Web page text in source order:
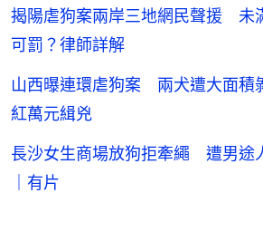
揭陽虐狗案兩岸三地網民聲援 未
可罰？律師詳解
山西曝連環虐狗案 兩犬遭大面
紅萬元緝兇
長沙女生商場放狗拒牽繩 遭男途
｜有片